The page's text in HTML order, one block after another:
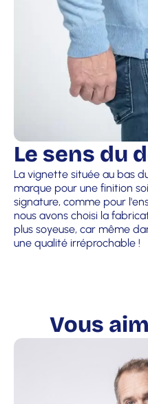
Le sens du
La vignette située au bas
marque pour une finition
signature, comme pour
nous avons choisi la
plus soyeuse, car même
une qualité irréprochable !
Vous